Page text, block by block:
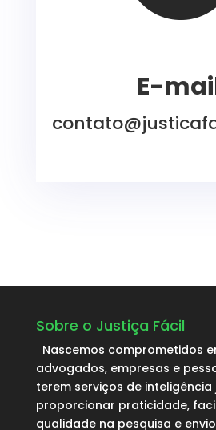
E-
Sobre o Justiça Fácil
Nascemos comprometidos
advogados, empresas e
terem serviços de
proporcionar praticidade,
qualidade na pesquisa e